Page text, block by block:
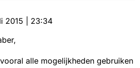
2015 | 23:34
alle mogelijkheden gebruiken